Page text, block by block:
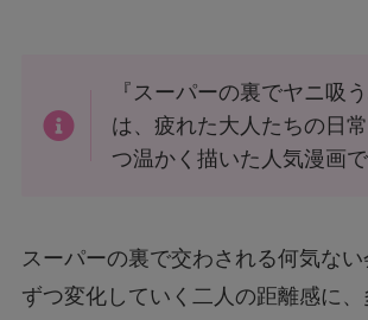
『スーパーの裏でヤニ吸う
は、疲れた大人たちの日
つ温かく描いた人気漫画で
スーパーの裏で交わされる何気な
ずつ変化していく二人の距離感に